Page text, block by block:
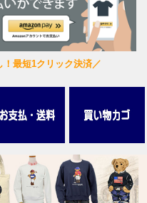
最短1クリック決済／